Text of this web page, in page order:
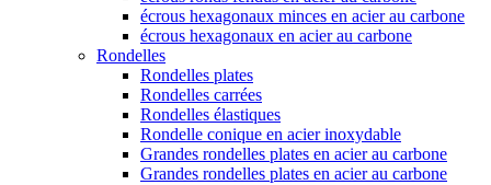
écrous hexagonaux minces en acier au carbone
écrous hexagonaux en acier au carbone
Rondelles
Rondelles plates
Rondelles carrées
Rondelles élastiques
Rondelle conique en acier inoxydable
Grandes rondelles plates en acier au carbone
Grandes rondelles plates en acier au carbone